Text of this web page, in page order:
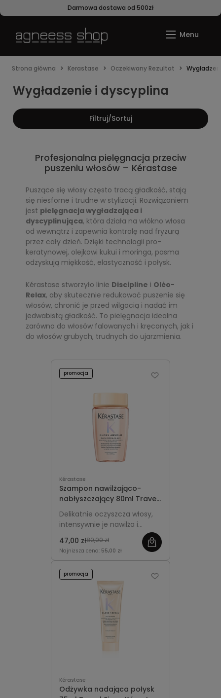
Darmowa dostawa od 500zł
Strona główna Kerastase Oczekiwany Rezultat
Wygładzenie i dyscyplina
Filtruj/Sortuj
Profesjonalna pielęgnacja przeciw
puszeniu włosów – Kérastase
Puszące się włosy często tracą gładkość, stają
się niesforne i trudne w stylizacji. Rozwiązaniem
jest pielęgnacja wygładzająca i
dyscyplinująca, która działa na włókno włosa
od wewnątrz i zapewnia kontrolę nad fryzurą
przez cały dzień. Dzięki technologii pro-
keratynowej, olejkowi kukui i moringa, pasma
odzyskują miękkość, elastyczność i połysk.
Kérastase stworzyło linie Discipline i Oléo-
Relax, aby skutecznie redukować puszenie się
włosów, chronić je przed wilgocią i nadać im
jedwabistą gładkość. To pielęgnacja idealna
zarówno do włosów falowanych i kręconych, jak i
do włosów grubych, trudnych do ujarzmienia.
Kérastase
Szampon nawilżająco-
nabłyszczający 80ml Travel
Size - Kérastase Gloss
Absolu Hydra-Glaze
Delikatnie oczyszcza włosy,
intensywnie je nawilża i
nadaje im świetlisty blask bez
obciążania.
47,00 zł80,00 zł
Najniższa cena: 55,00 zł
promocja
Kérastase
Odżywka nadająca połysk
promocja